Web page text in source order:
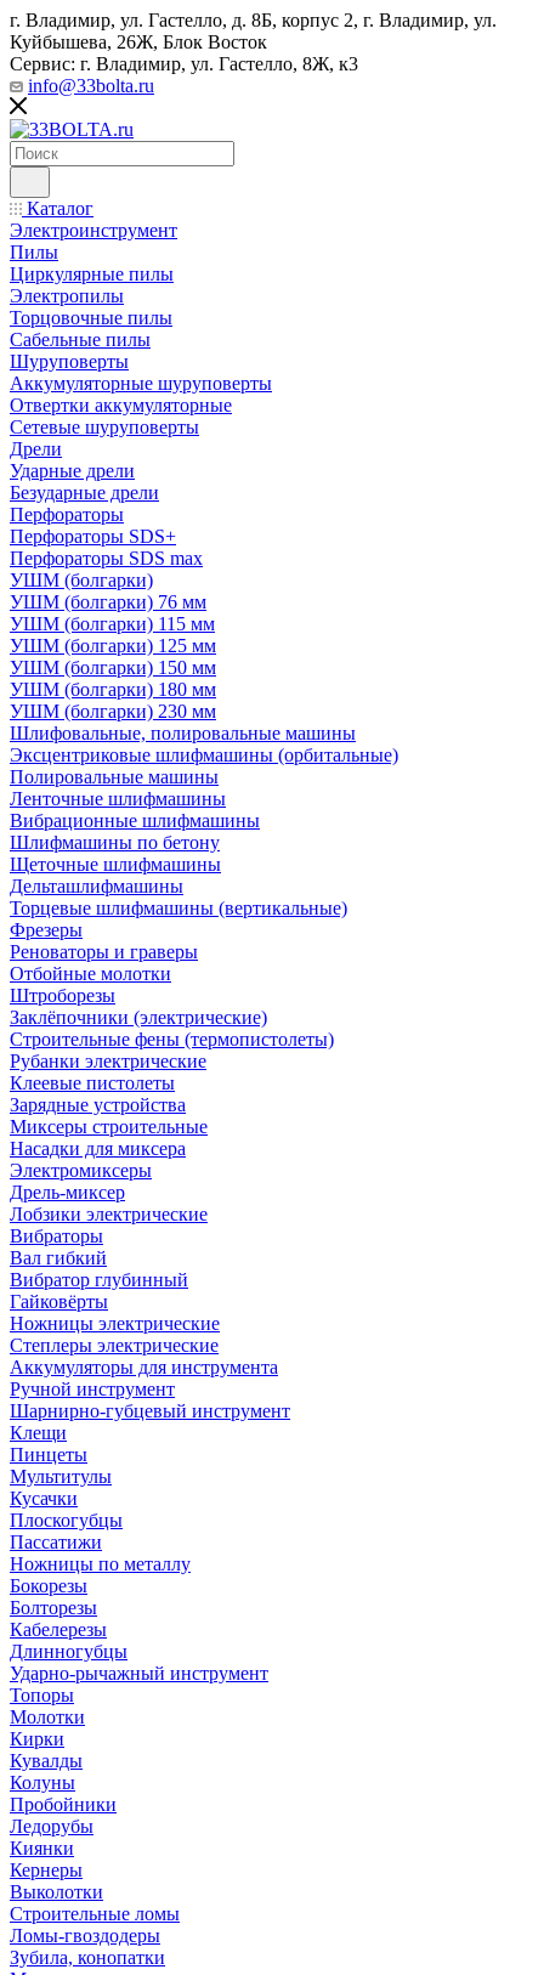
г. Владимир, ул. Гастелло, д. 8Б, корпус 2, г. Владимир, ул. ​
Куйбышева, 26Ж, Блок Восток
Сервис: г. Владимир, ул. Гастелло, 8Ж, к3
info@33bolta.ru
Каталог
Электроинструмент
Пилы
Циркулярные пилы
Электропилы
Торцовочные пилы
Сабельные пилы
Шуруповерты
Аккумуляторные шуруповерты
Отвертки аккумуляторные
Сетевые шуруповерты
Дрели
Ударные дрели
Безударные дрели
Перфораторы
Перфораторы SDS+
Перфораторы SDS max
УШМ (болгарки)
УШМ (болгарки) 76 мм
УШМ (болгарки) 115 мм
УШМ (болгарки) 125 мм
УШМ (болгарки) 150 мм
УШМ (болгарки) 180 мм
УШМ (болгарки) 230 мм
Шлифовальные, полировальные машины
Эксцентриковые шлифмашины (орбитальные)
Полировальные машины
Ленточные шлифмашины
Вибрационные шлифмашины
Шлифмашины по бетону
Щеточные шлифмашины
Дельташлифмашины
Торцевые шлифмашины (вертикальные)
Фрезеры
Реноваторы и граверы
Отбойные молотки
Штроборезы
Заклёпочники (электрические)
Строительные фены (термопистолеты)
Рубанки электрические
Клеевые пистолеты
Зарядные устройства
Миксеры строительные
Насадки для миксера
Электромиксеры
Дрель-миксер
Лобзики электрические
Вибраторы
Вал гибкий
Вибратор глубинный
Гайковёрты
Ножницы электрические
Степлеры электрические
Аккумуляторы для инструмента
Ручной инструмент
Шарнирно-губцевый инструмент
Клещи
Пинцеты
Мультитулы
Кусачки
Плоскогубцы
Пассатижи
Ножницы по металлу
Бокорезы
Болторезы
Кабелерезы
Длинногубцы
Ударно-рычажный инструмент
Топоры
Молотки
Кирки
Кувалды
Колуны
Пробойники
Ледорубы
Киянки
Кернеры
Выколотки
Строительные ломы
Ломы-гвоздодеры
Зубила, конопатки